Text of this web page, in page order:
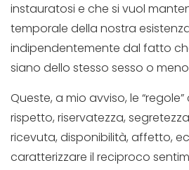
instauratosi e che si vuol
temporale della nostra
indipendentemente dal fatto
siano dello stesso sesso o
Queste, a mio avviso, le
rispetto, riservatezza,
ricevuta, disponibilità, affetto,
caratterizzare il reciproco